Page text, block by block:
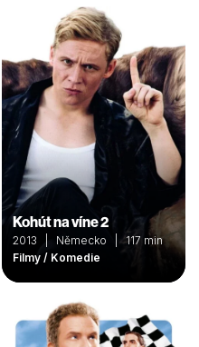
Kohút na víne 2
2013 | Německo | 117 min
Filmy / Komedie